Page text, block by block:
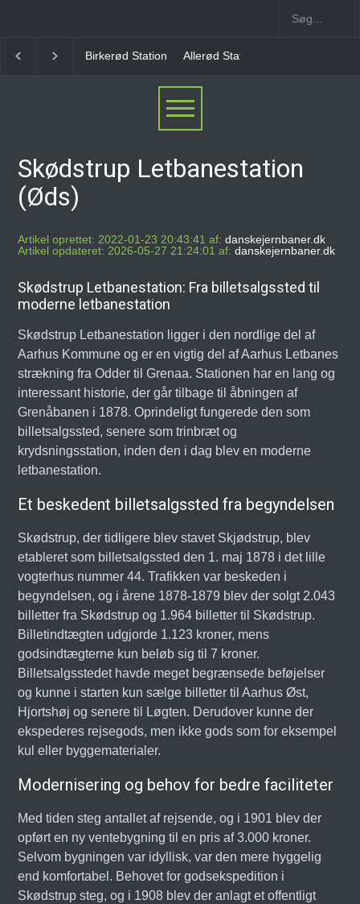
Allerød Station Favrholm Station
Skødstrup Letbanestation
(Øds)
Artikel oprettet: 2022-01-23 20:43:41 af: danskejernbaner.dk
Artikel opdateret: 2026-05-27 21:24:01 af: danskejernbaner.dk
Skødstrup Letbanestation: Fra billetsalgssted til
moderne letbanestation
Skødstrup Letbanestation ligger i den nordlige del af
Aarhus Kommune og er en vigtig del af Aarhus Letbanes
strækning fra Odder til Grenaa. Stationen har en lang og
interessant historie, der går tilbage til åbningen af
Grenåbanen i 1878. Oprindeligt fungerede den som
billetsalgssted, senere som trinbræt og
krydsningsstation, inden den i dag blev en moderne
letbanestation.
Et beskedent billetsalgssted fra begyndelsen
Skødstrup, der tidligere blev stavet Skjødstrup, blev
etableret som billetsalgssted den 1. maj 1878 i det lille
vogterhus nummer 44. Trafikken var beskeden i
begyndelsen, og i årene 1878-1879 blev der solgt 2.043
billetter fra Skødstrup og 1.964 billetter til Skødstrup.
Billetindtægten udgjorde 1.123 kroner, mens
godsindtægterne kun beløb sig til 7 kroner.
Billetsalgsstedet havde meget begrænsede beføjelser
og kunne i starten kun sælge billetter til Aarhus Øst,
Hjortshøj og senere til Løgten. Derudover kunne der
ekspederes rejsegods, men ikke gods som for eksempel
kul eller byggematerialer.
Modernisering og behov for bedre faciliteter
Med tiden steg antallet af rejsende, og i 1901 blev der
opført en ny ventebygning til en pris af 3.000 kroner.
Selvom bygningen var idyllisk, var den mere hyggelig
end komfortabel. Behovet for godsekspedition i
Skødstrup steg, og i 1908 blev der anlagt et offentligt